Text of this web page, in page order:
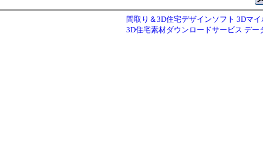
間取り＆3D住宅デザインソフト 3Dマ
3D住宅素材ダウンロードサービス デー